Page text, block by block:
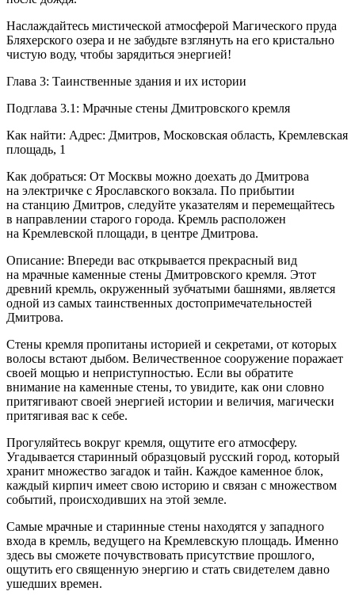
Наслаждайтесь мистической атмосферой Магического пруда
Бляхерского озера и не забудьте взглянуть на его кристально
чистую воду, чтобы зарядиться энергией!
Глава 3: Таинственные здания и их истории
Подглава 3.1: Мрачные стены Дмитровского кремля
Как найти: Адрес: Дмитров, Московская область, Кремлевская
площадь, 1
Как добраться: От Москвы можно доехать до Дмитрова
на электричке с Ярославского вокзала. По прибытии
на станцию Дмитров, следуйте указателям и перемещайтесь
в направлении старого города. Кремль расположен
на Кремлевской площади, в центре Дмитрова.
Описание: Впереди вас открывается прекрасный вид
на мрачные каменные стены Дмитровского кремля. Этот
древний кремль, окруженный зубчатыми башнями, является
одной из самых таинственных достопримечательностей
Дмитрова.
Стены кремля пропитаны историей и секретами, от которых
волосы встают дыбом. Величественное сооружение поражает
своей мощью и неприступностью. Если вы обратите
внимание на каменные стены, то увидите, как они словно
притягивают своей энергией истории и величия, магически
притягивая вас к себе.
Прогуляйтесь вокруг кремля, ощутите его атмосферу.
Угадывается старинный образцовый русский город, который
хранит множество загадок и тайн. Каждое каменное блок,
каждый кирпич имеет свою историю и связан с множеством
событий, происходивших на этой земле.
Самые мрачные и старинные стены находятся у западного
входа в кремль, ведущего на Кремлевскую площадь. Именно
здесь вы сможете почувствовать присутствие прошлого,
ощутить его священную энергию и стать свидетелем давно
ушедших времен.